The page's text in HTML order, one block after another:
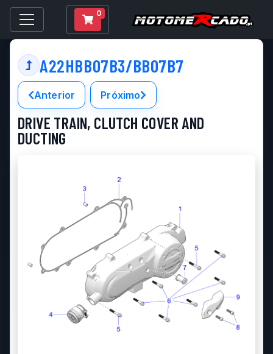
0
A22HBB07B3/BB07B7
Anterior Próximo
DRIVE TRAIN, CLUTCH COVER AND
DUCTING